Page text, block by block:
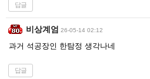
답글
비상계엄 26-05-14 02:12
과거 석공장인 한탐정 생각나네
답글